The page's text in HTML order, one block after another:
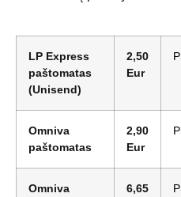
LP Express
paštomatas
(Unisend)
2,50
Eur
Omniva
paštomatas
2,90
Eur
Omniva
6,65